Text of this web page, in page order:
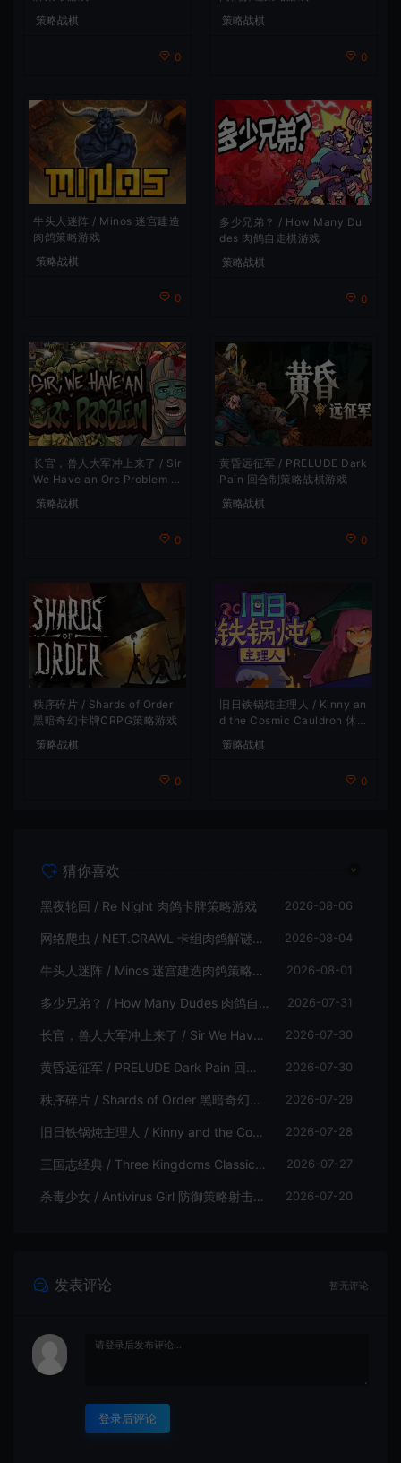
策略战棋
0
策略战棋
0
牛头人迷阵 / Minos 迷宫建造
肉鸽策略游戏
策略战棋
0
多少兄弟？ / How Many Du
des 肉鸽自走棋游戏
策略战棋
0
长官，兽人大军冲上来了 / Sir
We Have an Orc Problem 增
量塔防游戏
策略战棋
0
黄昏远征军 / PRELUDE Dark
Pain 回合制策略战棋游戏
策略战棋
0
秩序碎片 / Shards of Order
黑暗奇幻卡牌CRPG策略游戏
策略战棋
0
旧日铁锅炖主理人 / Kinny an
d the Cosmic Cauldron 休闲
策略战棋
0
猜你喜欢
黑夜轮回 / Re Night 肉鸽卡牌策略游戏 2026-08-06
网络爬虫 / NET.CRAWL 卡组肉鸽解谜策略游戏 2026-08-04
牛头人迷阵 / Minos 迷宫建造肉鸽策略游戏 2026-08-01
多少兄弟？ / How Many Dudes 肉鸽自走棋游戏 2026-07-31
长官，兽人大军冲上来了 / Sir We Have an Orc Problem 增量塔防游戏 2026-07-30
黄昏远征军 / PRELUDE Dark Pain 回合制策略战棋游戏 2026-07-30
秩序碎片 / Shards of Order 黑暗奇幻卡牌CRPG策略游戏 2026-07-29
旧日铁锅炖主理人 / Kinny and the Cosmic Cauldron 休闲卡片肉鸽策略游戏 2026-07-28
三国志经典 / Three Kingdoms Classic 回合制大战略游戏 2026-07-27
杀毒少女 / Antivirus Girl 防御策略射击游戏 2026-07-20
发表评论 暂无评论
登录后评论